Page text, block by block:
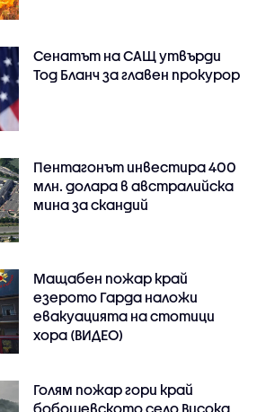
Сенатът на САЩ утвърди
Тод Бланч за главен прокурор
Пентагонът инвестира 400
млн. долара в австралийска
мина за скандий
Мащабен пожар край
езерото Гарда наложи
евакуацията на стотици
хора (ВИДЕО)
Голям пожар гори край
бобошевското село Висока